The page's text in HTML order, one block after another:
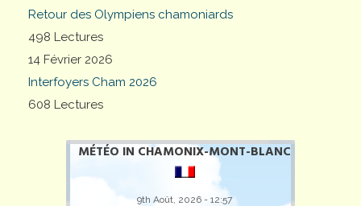
Retour des Olympiens chamoniards
498 Lectures
14 Février 2026
Interfoyers Cham 2026
608 Lectures
MÉTÉO IN CHAMONIX-MONT-BLANC
9th Août, 2026 - 12:57